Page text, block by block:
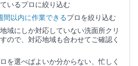
いるプロに絞り込む
間以内に作業できるプロを絞り込む
域にしか対応していない洗面所クリ
ので、対応地域も合わせてご確認く
を選べばよいか分からない、忙しく